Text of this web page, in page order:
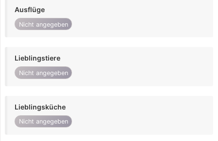
Ausflüge
Nicht angegeben
Lieblingstiere
Nicht angegeben
Lieblingsküche
Nicht angegeben